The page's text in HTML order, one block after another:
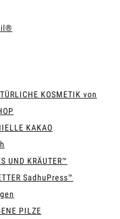
KOSMETIK von
KAKAO
UND KRÄUTER™
SadhuPress™
PILZE